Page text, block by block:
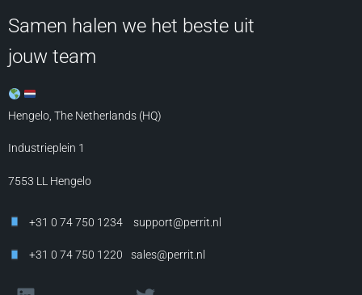
Samen halen we het beste uit
jouw team
Hengelo, The Netherlands (HQ)
Industrieplein 1
7553 LL Hengelo
+31 0 74 750 1234 support@perrit.nl
+31 0 74 750 1220 sales@perrit.nl